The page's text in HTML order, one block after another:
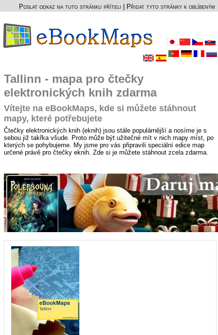
Poslat odkaz na tuto stránku příteli Přidat tyto stránky k oblíbeným
Tallinn - mapa pro čtečky
elektronických knih zdarma
Vítejte na eBookMaps, kde si můžete stáhnout
mapy, které potřebujete
Čtečky elektronických knih (eknih) jsou stále populárnější a nosíme je s
sebou již takřka všude. Proto může být užitečné mít v nich mapy míst, po
kterých se pohybujeme. My jsme pro vás připravili speciální edice map
určené právě pro čtečky eknih. Zde si je můžete stáhnout zcela zdarma.